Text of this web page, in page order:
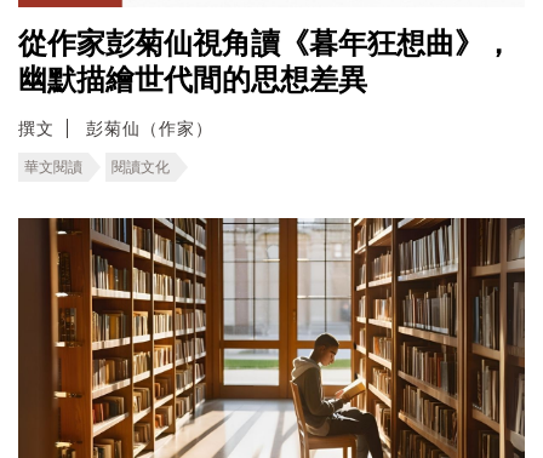
從作家彭菊仙視角讀《暮年狂想曲》，
幽默描繪世代間的思想差異
撰文 彭菊仙（作家）
華文閱讀 閱讀文化